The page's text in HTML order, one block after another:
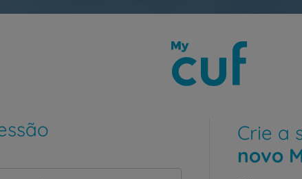
Crie a
novo